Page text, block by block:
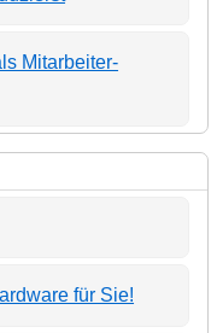
Mitarbeiter-
für Sie!